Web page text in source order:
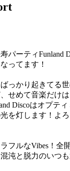
パーティFunland
ってます！
っかり起きてる
せめて音楽だけ
Discoはオプテ
を灯します！よ
フルなVibes！全
沌と脱力のいつ